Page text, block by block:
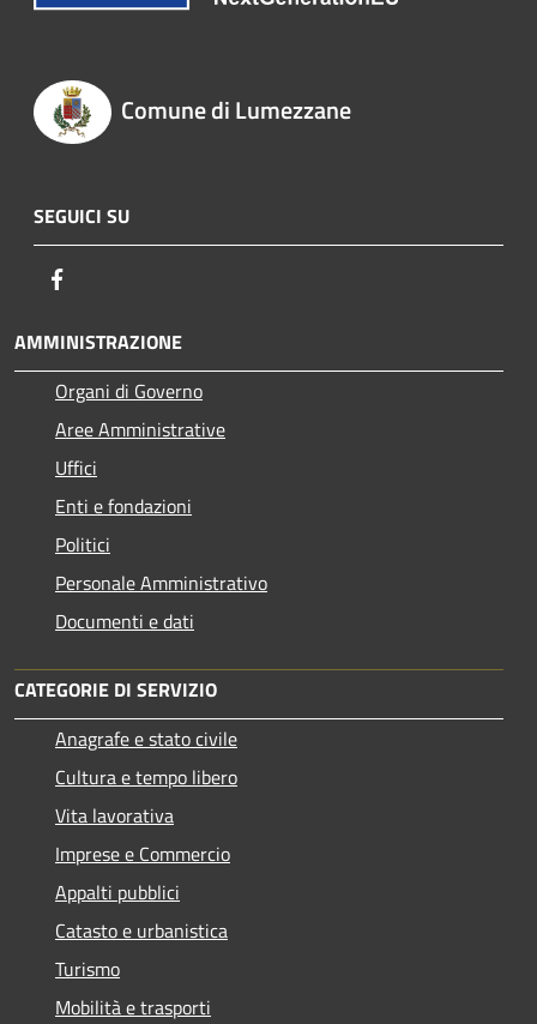
Comune di Lumezzane
SEGUICI SU
AMMINISTRAZIONE
Organi di Governo
Aree Amministrative
Uffici
Enti e fondazioni
Politici
Personale Amministrativo
Documenti e dati
CATEGORIE DI SERVIZIO
Anagrafe e stato civile
Cultura e tempo libero
Vita lavorativa
Imprese e Commercio
Appalti pubblici
Catasto e urbanistica
Turismo
Mobilità e trasporti